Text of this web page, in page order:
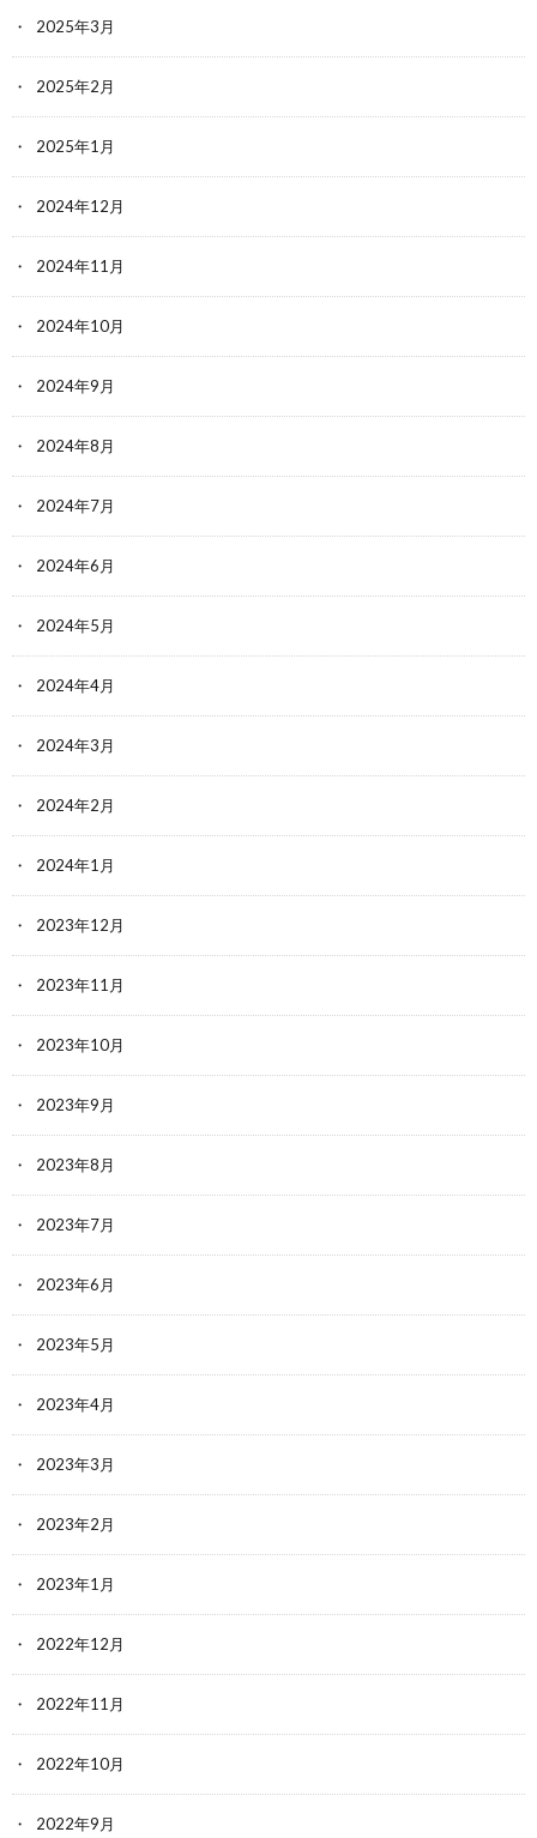
2025年3月
2025年2月
2025年1月
2024年12月
2024年11月
2024年10月
2024年9月
2024年8月
2024年7月
2024年6月
2024年5月
2024年4月
2024年3月
2024年2月
2024年1月
2023年12月
2023年11月
2023年10月
2023年9月
2023年8月
2023年7月
2023年6月
2023年5月
2023年4月
2023年3月
2023年2月
2023年1月
2022年12月
2022年11月
2022年10月
2022年9月